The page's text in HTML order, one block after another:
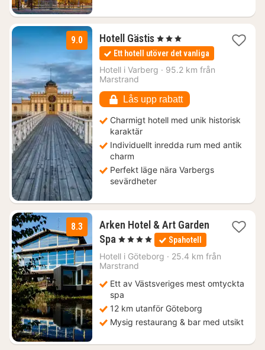
9.0 Hotell Gästis1
natt
från
1395
, 3 Stjärnor
Ett hotell utöver det vanliga
Hotell i Varberg · 95.2 km från
Marstrand
Lås upp rabatt
Charmigt hotell med unik historisk
karaktär
Individuellt inredda rum med antik
charm
Perfekt läge nära Varbergs
sevärdheter
8.3
Arken Hotel & Art Garden
Spa 1
natt
från
1610
, 4 Stjärnor Spahotell
Hotell i Göteborg · 25.4 km från
Marstrand
Ett av Västsveriges mest omtyckta
spa
12 km utanför Göteborg
Mysig restaurang & bar med utsikt